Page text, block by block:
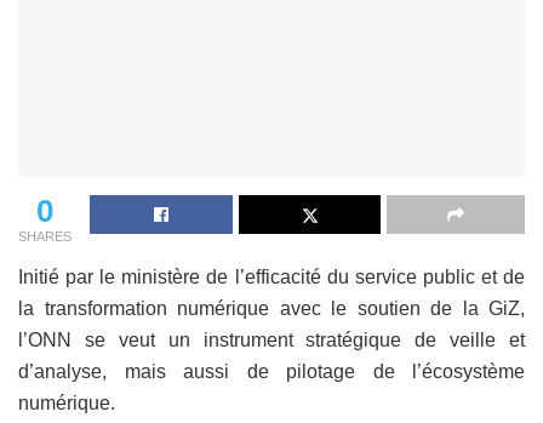
0
SHARES
Initié par le ministère de l’efficacité du service public et de
la transformation numérique avec le soutien de la GiZ,
l’ONN se veut un instrument stratégique de veille et
d’analyse, mais aussi de pilotage de l’écosystème
numérique.